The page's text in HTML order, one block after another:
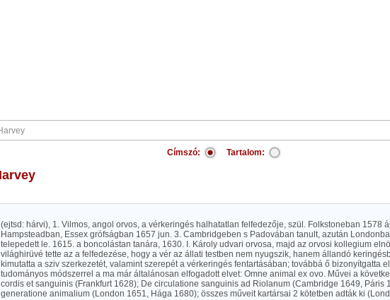
Címszó: Tartalom:
Harvey
(ejtsd: hárvi), 1. Vilmos, angol orvos, a vérkeringés halhatatlan felfedezője, szül. Folkstoneban 1578
Hampsteadban, Essex grófságban 1657 jun. 3. Cambridgeben s Padovában tanult, azután
telepedett le. 1615. a boncolástan tanára, 1630. I. Károly udvari orvosa, majd az orvosi kollegium
világhirüvé tette az a felfedezése, hogy a vér az állati testben nem nyugszik, hanem állandó
kimutatta a sziv szerkezetét, valamint szerepét a vérkeringés fentartásában; továbbá ő bizonyítgatta
tudományos módszerrel a ma már általánosan elfogadott elvet: Omne animal ex ovo. Művei a
cordis et sanguinis (Frankfurt 1628); De circulatione sanguinis ad Riolanum (Cambridge 1649, Páris
generatione animalium (London 1651, Hága 1680); összes műveit kartársai 2 kötetben adták ki